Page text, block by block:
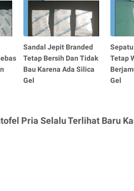
Sandal Jepit Branded
Tetap Bersih Dan Tidak
Bau Karena Ada Silica
Gel
Tetap
Gel
Pria Selalu Terlihat Baru